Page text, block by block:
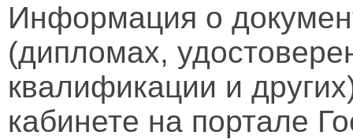
Информация о
(дипломах,
квалификации и
кабинете на портале